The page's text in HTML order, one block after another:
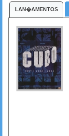
LAN�AMENTOS